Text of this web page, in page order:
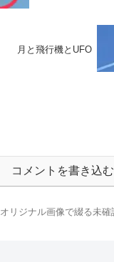
月と飛行機とUFO
コメントを書き込む
オリジナル画像で綴る未